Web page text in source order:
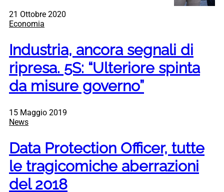
21 Ottobre 2020
Economia
Industria, ancora segnali di
ripresa. 5S: “Ulteriore spinta
da misure governo”
15 Maggio 2019
News
Data Protection Officer, tutte
le tragicomiche aberrazioni
del 2018